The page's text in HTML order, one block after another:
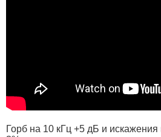
Горб на 10 кГц +5 дБ и